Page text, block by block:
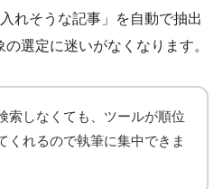
れそうな記事」を自動で抽出
選定に迷いがなくなります。
索しなくても、ツールが順位
くれるので執筆に集中できま